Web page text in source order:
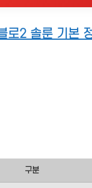
로2 솔룬 기본
구분